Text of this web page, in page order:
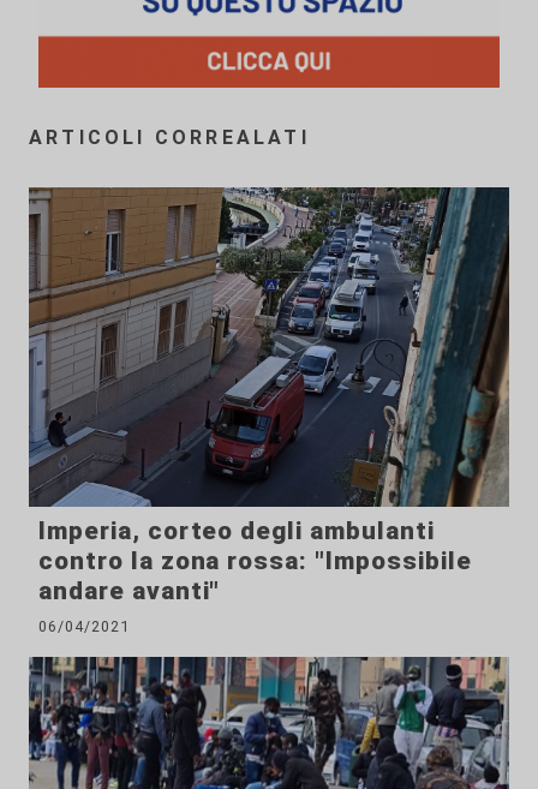
ARTICOLI CORREALATI
Imperia, corteo degli ambulanti
contro la zona rossa: "Impossibile
andare avanti"
06/04/2021